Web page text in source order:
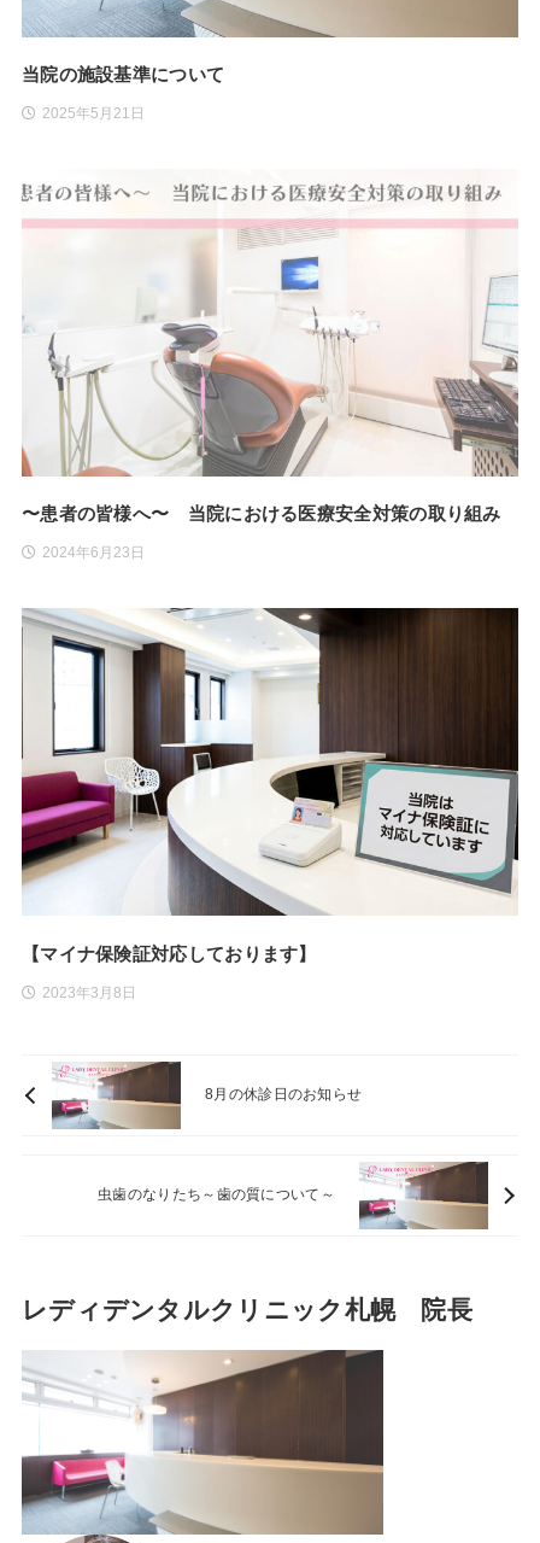
当院の施設基準について
2025年5月21日
〜患者の皆様へ〜 当院における医療安全対策の取り組み
2024年6月23日
【マイナ保険証対応しております】
2023年3月8日
8月の休診日のお知らせ
虫歯のなりたち～歯の質について～
レディデンタルクリニック札幌 院長